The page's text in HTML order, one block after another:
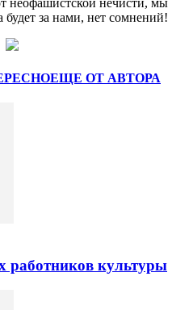
за нами, нет сомнений!
ЕЩЕ ОТ АВТОРА
работников культуры